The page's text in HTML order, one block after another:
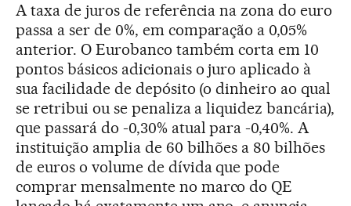
A taxa de juros de referência na zona do euro
passa a ser de 0%, em comparação a 0,05%
anterior. O Eurobanco também corta em 10
pontos básicos adicionais o juro aplicado à
sua facilidade de depósito (o dinheiro ao qual
se retribui ou se penaliza a liquidez bancária),
que passará do -0,30% atual para -0,40%. A
instituição amplia de 60 bilhões a 80 bilhões
de euros o volume de dívida que pode
comprar mensalmente no marco do QE